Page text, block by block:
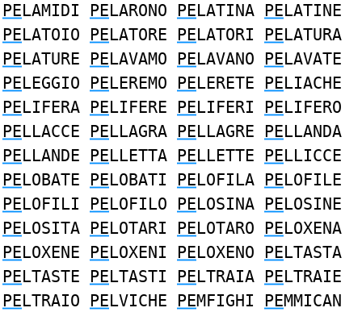
PELAMIDI PELARONO PELATINA PELATINE
PELATOIO PELATORE PELATORI PELATURA
PELATURE PELAVAMO PELAVANO PELAVATE
PELEGGIO PELEREMO PELERETE PELIACHE
PELIFERA PELIFERE PELIFERI PELIFERO
PELLACCE PELLAGRA PELLAGRE PELLANDA
PELLANDE PELLETTA PELLETTE PELLICCE
PELOBATE PELOBATI PELOFILA PELOFILE
PELOFILI PELOFILO PELOSINA PELOSINE
PELOSITA PELOTARI PELOTARO PELOXENA
PELOXENE PELOXENI PELOXENO PELTASTA
PELTASTE PELTASTI PELTRAIA PELTRAIE
PELTRAIO PELVICHE PEMFIGHI PEMMICAN